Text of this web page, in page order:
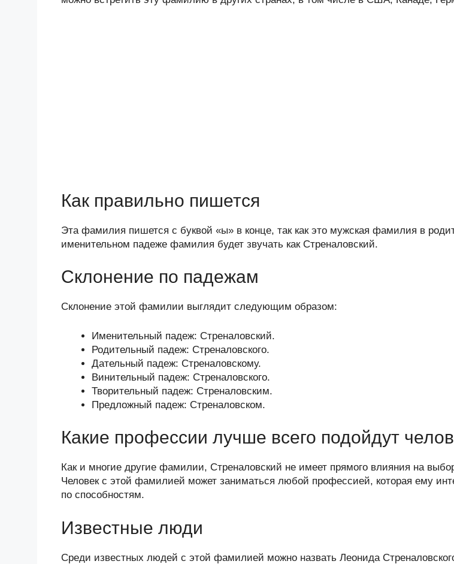
Как правильно пишется
Эта фамилия пишется с буквой «ы» в конце, так как это мужская фамилия в
именительном падеже фамилия будет звучать как Стреналовский.
Склонение по падежам
Склонение этой фамилии выглядит следующим образом:
Именительный падеж: Стреналовский.
Родительный падеж: Стреналовского.
Дательный падеж: Стреналовскому.
Винительный падеж: Стреналовского.
Творительный падеж: Стреналовским.
Предложный падеж: Стреналовском.
Какие профессии лучше всего подойдут
Как и многие другие фамилии, Стреналовский не имеет прямого влияния на
Человек с этой фамилией может заниматься любой профессией, которая ему
по способностям.
Известные люди
Среди известных людей с этой фамилией можно назвать Леонида